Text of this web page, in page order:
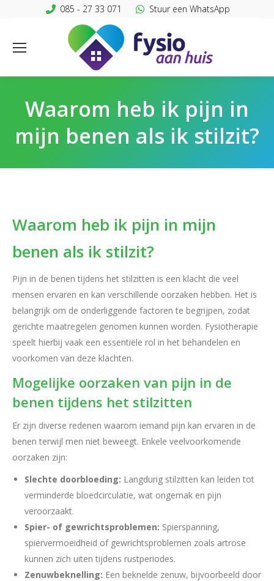
085 - 27 33 071 Stuur een WhatsApp
Waarom heb ik pijn in
mijn benen als ik stilzit?
Waarom heb ik pijn in mijn
benen als ik stilzit?
Pijn in de benen tijdens het stilzitten is een klacht die veel
mensen ervaren en kan verschillende oorzaken hebben. Het is
belangrijk om de onderliggende factoren te begrijpen, zodat
gerichte maatregelen genomen kunnen worden. Fysiotherapie
speelt hierbij vaak een essentiële rol in het behandelen en
voorkomen van deze klachten.
Mogelijke oorzaken van pijn in de
benen tijdens het stilzitten
Er zijn diverse redenen waarom iemand pijn kan ervaren in de
benen terwijl men niet beweegt. Enkele veelvoorkomende
oorzaken zijn:
Slechte doorbloeding: Langdurig stilzitten kan leiden tot
verminderde bloedcirculatie, wat ongemak en pijn
veroorzaakt.
Spier- of gewrichtsproblemen: Spierspanning,
spiervermoeidheid of gewrichtsproblemen zoals artrose
kunnen zich uiten tijdens rustperiodes.
Zenuwbeknelling: Een beknelde zenuw, bijvoorbeeld door